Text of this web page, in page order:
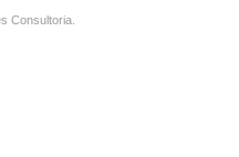
Consultoria